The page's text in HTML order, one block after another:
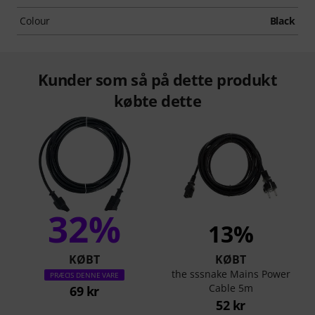
Colour Black
Kunder som så på dette produkt
købte dette
32%
KØBT
PRÆCIS DENNE VARE
69 kr
13%
KØBT
the sssnake Mains Power
Cable 5m
52 kr